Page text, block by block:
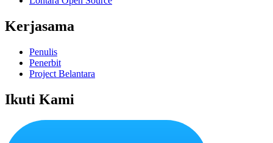
Kerjasama
Penulis
Penerbit
Project Belantara
Ikuti Kami